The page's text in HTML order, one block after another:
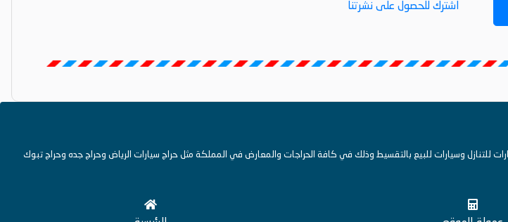
اشترك للحصول على نشرتنا
وسيارات للبيع بالتقسيط وذلك في كافة الحراجات والمعارض في المملكة مثل حراج سيارات الرياض وحراج جده وحراج تبوك